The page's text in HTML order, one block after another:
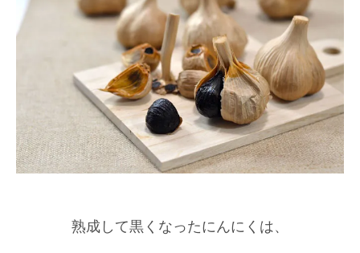
熟成して黒くなったにんにくは、